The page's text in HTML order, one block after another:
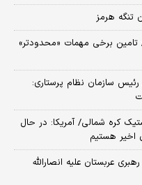
تنگه هرمز
تامین برخی مهمات «محدودتر»
سازمان نظام پرستاری:
کره شمالی/ آمریکا: در حال
اخیر هستیم
عربستان علیه انصارالله